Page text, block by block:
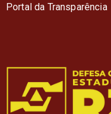
Portal da Transparência